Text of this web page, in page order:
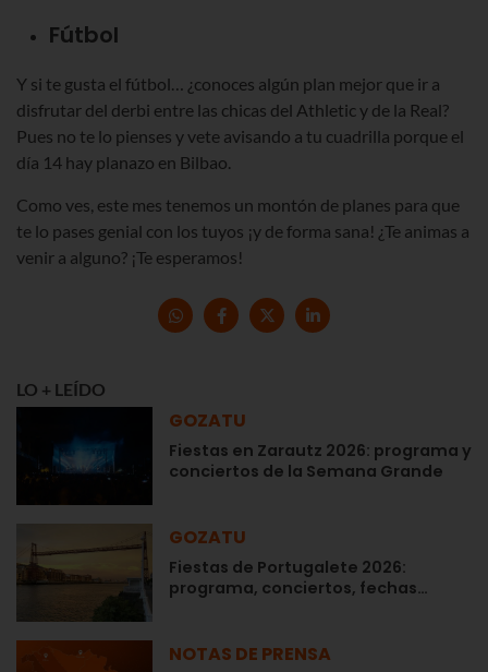
Fútbol
Y si te gusta el fútbol… ¿conoces algún plan mejor que ir a
disfrutar del derbi entre las chicas del Athletic y de la Real?
Pues no te lo pienses y vete avisando a tu cuadrilla porque el
día 14 hay planazo en Bilbao.
Como ves, este mes tenemos un montón de planes para que
te lo pases genial con los tuyos ¡y de forma sana! ¿Te animas a
venir a alguno? ¡Te esperamos!
LO + LEÍDO
GOZATU
Fiestas en Zarautz 2026: programa y
conciertos de la Semana Grande
GOZATU
Fiestas de Portugalete 2026:
programa, conciertos, fechas…
NOTAS DE PRENSA